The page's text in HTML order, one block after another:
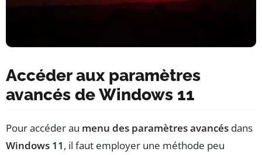
Accéder aux paramètres
avancés de Windows 11
Pour accéder au menu des paramètres avancés dans
Windows 11, il faut employer une méthode peu